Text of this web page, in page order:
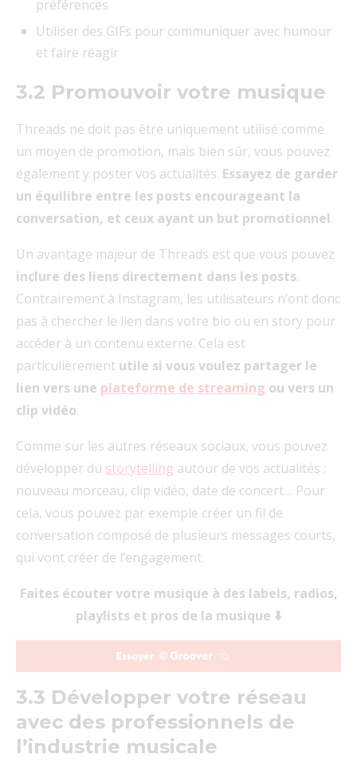
préférences
Utiliser des GIFs pour communiquer avec humour
et faire réagir
3.2 Promouvoir votre musique
Threads ne doit pas être uniquement utilisé comme
un moyen de promotion, mais bien sûr, vous pouvez
également y poster vos actualités. Essayez de garder
un équilibre entre les posts encourageant la
conversation, et ceux ayant un but promotionnel.
Un avantage majeur de Threads est que vous pouvez
inclure des liens directement dans les posts.
Contrairement à Instagram, les utilisateurs n’ont donc
pas à chercher le lien dans votre bio ou en story pour
accéder à un contenu externe. Cela est
particulièrement utile si vous voulez partager le
lien vers une plateforme de streaming ou vers un
clip vidéo.
Comme sur les autres réseaux sociaux, vous pouvez
développer du storytelling autour de vos actualités :
nouveau morceau, clip vidéo, date de concert… Pour
cela, vous pouvez par exemple créer un fil de
conversation composé de plusieurs messages courts,
qui vont créer de l’engagement.
Faites écouter votre musique à des labels, radios,
playlists et pros de la musique ⬇️
3.3 Développer votre réseau
avec des professionnels de
l’industrie musicale